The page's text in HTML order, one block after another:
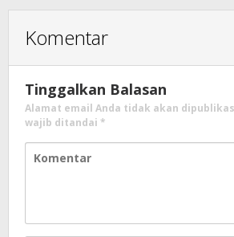
Komentar
Tinggalkan Balasan
Alamat email Anda tidak akan
wajib ditandai *